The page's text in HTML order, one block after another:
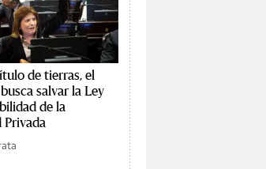
de tierras, el
salvar la Ley
de la
Privada